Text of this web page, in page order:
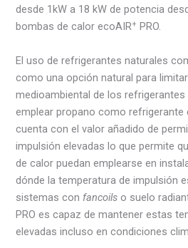
desde 1kW a 18 kW de potencia
bombas de calor ecoAIR+ PRO.
El uso de refrigerantes naturales
como una opción natural para
medioambiental de los
emplear propano como refrigerante
cuenta con el valor añadido de
impulsión elevadas lo que permite
de calor puedan emplearse en
dónde la temperatura de impulsión
sistemas con fancoils o suelo
PRO es capaz de mantener estas
elevadas incluso en condiciones